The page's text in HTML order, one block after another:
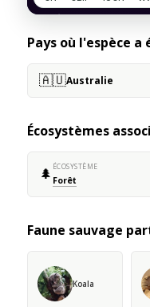
Pays où l'espèce a
🇦🇺Australie
Écosystèmes
🌲 ÉCOSYSTÈME
Forêt
Faune sauvage
Koala